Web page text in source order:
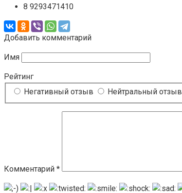
8 9293471410
Добавить комментарий
Имя
Рейтинг
Негативный отзыв
Нейтральный отзыв
Комментарий *